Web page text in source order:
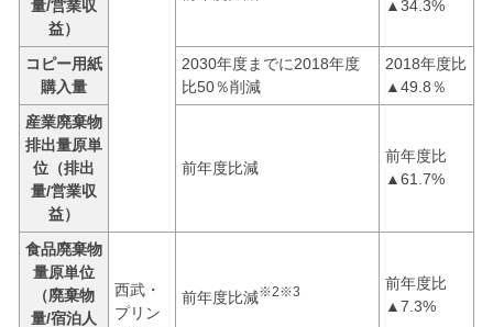
量/営業収
益）
▲34.3%
コピー用紙
購入量
2030年度までに2018年度
比50％削減
2018年度比
▲49.8％
産業廃棄物
排出量原単
位（排出
量/営業収
益）
前年度比減
前年度比
▲61.7%
食品廃棄物
量原単位
（廃棄物
量/宿泊人
西武・
プリン
前年度比減※2※3
前年度比
▲7.3%